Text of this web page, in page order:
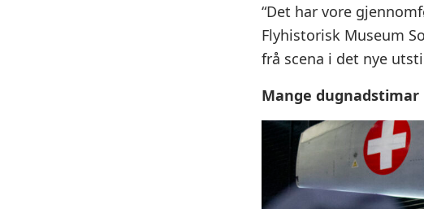
“Det har vore
Flyhistorisk Museum
frå scena i det nye
Mange dugnadstimar